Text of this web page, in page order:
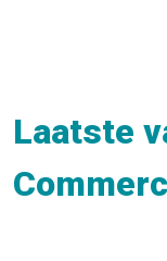
Laatste